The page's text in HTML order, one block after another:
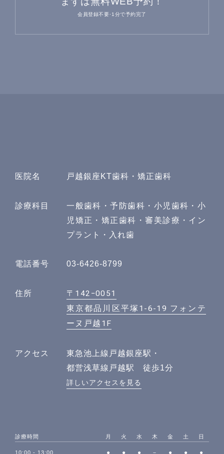
会員登録不要･1分で予約完了
医院名 戸越銀座KT歯科・矯正歯科
診療科目
一般歯科・予防歯科・小児歯科・小
児矯正・矯正歯科・審美診療・イン
プラント・入れ歯
電話番号 03-6426-8799
住所
〒142−0051
東京都品川区平塚1-6-19 フォンテ
ーヌ戸越1F
アクセス
東急池上線戸越銀座駅・
都営浅草線戸越駅 徒歩1分
詳しいアクセスを見る
診療時間 月 火 水 木 金 土 日
10:00 - 13:00 ● ● ● － ● ● ●